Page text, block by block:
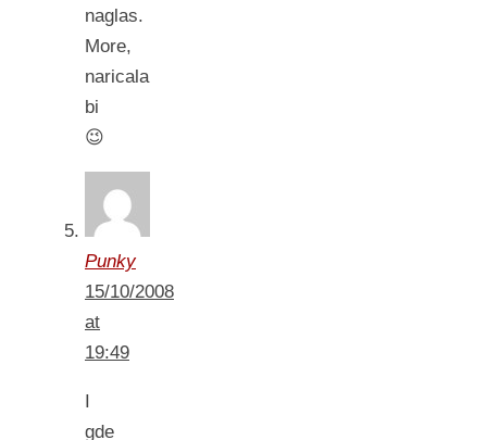
naglas.
More,
naricala
bi
😉
Punky
15/10/2008
at
19:49
I
gde